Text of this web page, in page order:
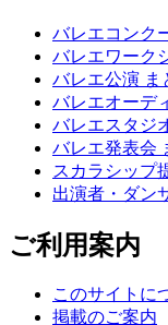
バレエコンク
バレエワーク
バレエ公演 ま
バレエオーデ
バレエスタジ
バレエ発表会
スカラシップ
出演者・ダン
ご利用案内
このサイトに
掲載のご案内